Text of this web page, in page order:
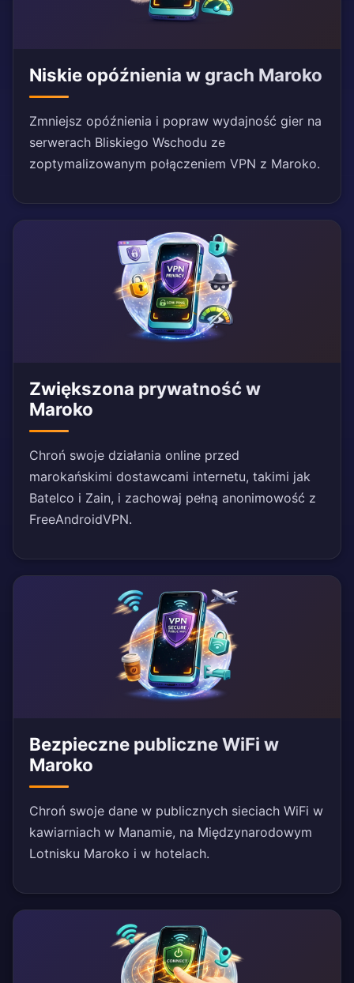
Niskie opóźnienia w grach Maroko
Zmniejsz opóźnienia i popraw wydajność gier na
serwerach Bliskiego Wschodu ze
zoptymalizowanym połączeniem VPN z Maroko.
Zwiększona prywatność w
Maroko
Chroń swoje działania online przed
marokańskimi dostawcami internetu, takimi jak
Batelco i Zain, i zachowaj pełną anonimowość z
FreeAndroidVPN.
Bezpieczne publiczne WiFi w
Maroko
Chroń swoje dane w publicznych sieciach WiFi w
kawiarniach w Manamie, na Międzynarodowym
Lotnisku Maroko i w hotelach.